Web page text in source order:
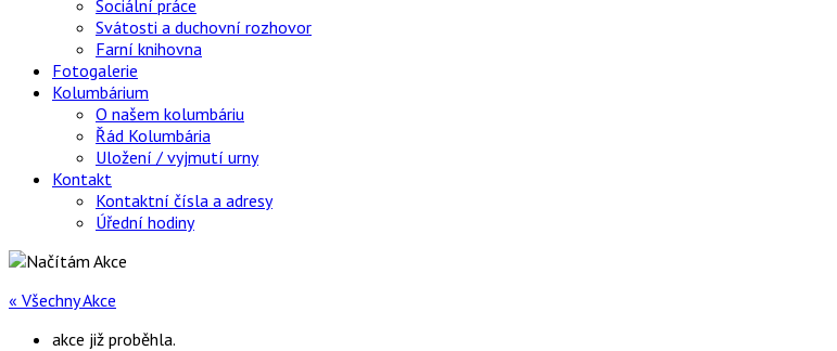
Sociální práce
Svátosti a duchovní rozhovor
Farní knihovna
Fotogalerie
Kolumbárium
O našem kolumbáriu
Řád Kolumbária
Uložení / vyjmutí urny
Kontakt
Kontaktní čísla a adresy
Úřední hodiny
« Všechny Akce
akce již proběhla.